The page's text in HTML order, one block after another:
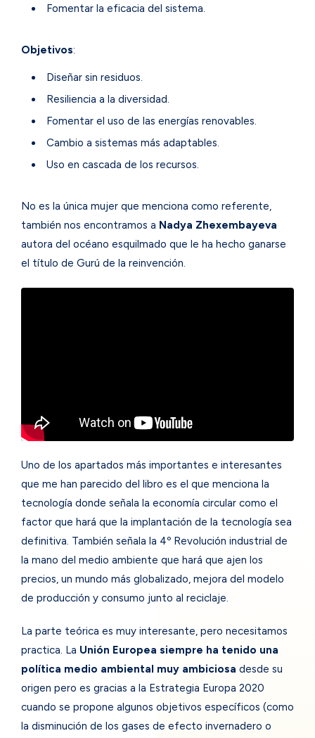
Fomentar la eficacia del sistema.
Objetivos:
Diseñar sin residuos.
Resiliencia a la diversidad.
Fomentar el uso de las energías renovables.
Cambio a sistemas más adaptables.
Uso en cascada de los recursos.
No es la única mujer que menciona como referente,
también nos encontramos a Nadya Zhexembayeva
autora del océano esquilmado que le ha hecho ganarse
el título de Gurú de la reinvención.
Uno de los apartados más importantes e interesantes
que me han parecido del libro es el que menciona la
tecnología donde señala la economía circular como el
factor que hará que la implantación de la tecnología sea
definitiva. También señala la 4º Revolución industrial de
la mano del medio ambiente que hará que ajen los
precios, un mundo más globalizado, mejora del modelo
de producción y consumo junto al reciclaje.
La parte teórica es muy interesante, pero necesitamos
practica. La Unión Europea siempre ha tenido una
política medio ambiental muy ambiciosa desde su
origen pero es gracias a la Estrategia Europa 2020
cuando se propone algunos objetivos específicos (como
la disminución de los gases de efecto invernadero o